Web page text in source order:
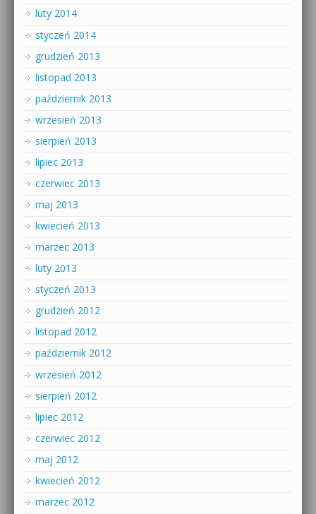
luty 2014
styczeń 2014
grudzień 2013
listopad 2013
październik 2013
wrzesień 2013
sierpień 2013
lipiec 2013
czerwiec 2013
maj 2013
kwiecień 2013
marzec 2013
luty 2013
styczeń 2013
grudzień 2012
listopad 2012
październik 2012
wrzesień 2012
sierpień 2012
lipiec 2012
czerwiec 2012
maj 2012
kwiecień 2012
marzec 2012